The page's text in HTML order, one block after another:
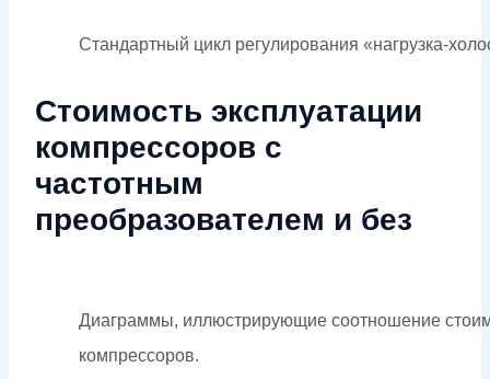
Стандартный цикл регулирования «нагрузка-
Стоимость эксплуатации
компрессоров с
частотным
преобразователем и без
Диаграммы, иллюстрирующие соотношение
компрессоров.